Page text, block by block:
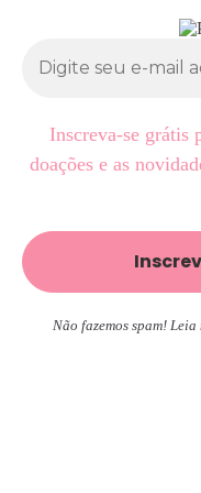
Inscreva-se grátis
doações e as
Não fazemos spam! Leia